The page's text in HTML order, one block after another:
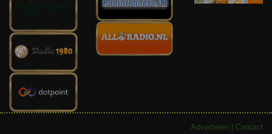
Adverteren Contact